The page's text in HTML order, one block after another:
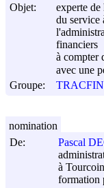
Objet:
experte
du service
financiers
à compter
avec une
Groupe:
TRACFIN
De:
Pascal
à
formation
nomination